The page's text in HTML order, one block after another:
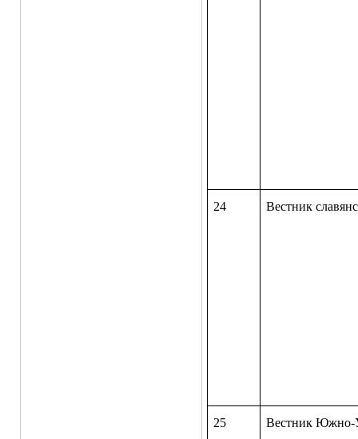
24 Вестник
25
Вестник Южно-